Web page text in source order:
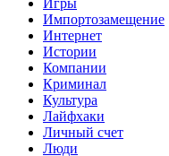
Игры
Импортозамещение
Интернет
Истории
Компании
Криминал
Культура
Лайфхаки
Личный счет
Люди